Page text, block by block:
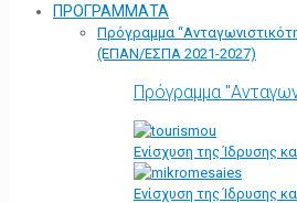
ΠΡΟΓΡΑΜΜΑΤΑ
Πρόγραμμα
(ΕΠΑΝ/ΕΣΠΑ 2021-2027)
Πρόγραμμα
Ενίσχυση της Ίδρυσης
Ενίσχυση της Ίδρυσης